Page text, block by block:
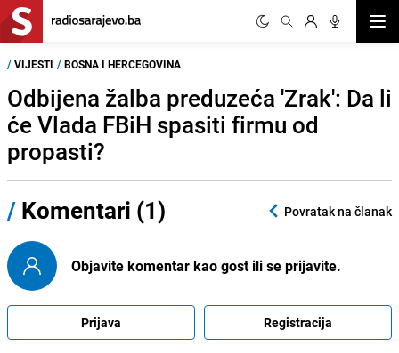
/ VIJESTI / BOSNA I HERCEGOVINA
Odbijena žalba preduzeća 'Zrak': Da li
će Vlada FBiH spasiti firmu od
propasti?
/ Komentari (1) Povratak na članak
Objavite komentar kao gost ili se prijavite.
Prijava Registracija